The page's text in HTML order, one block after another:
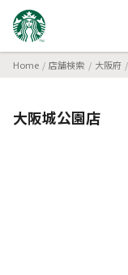
Home 店舗検索 大阪府
大阪城公園店